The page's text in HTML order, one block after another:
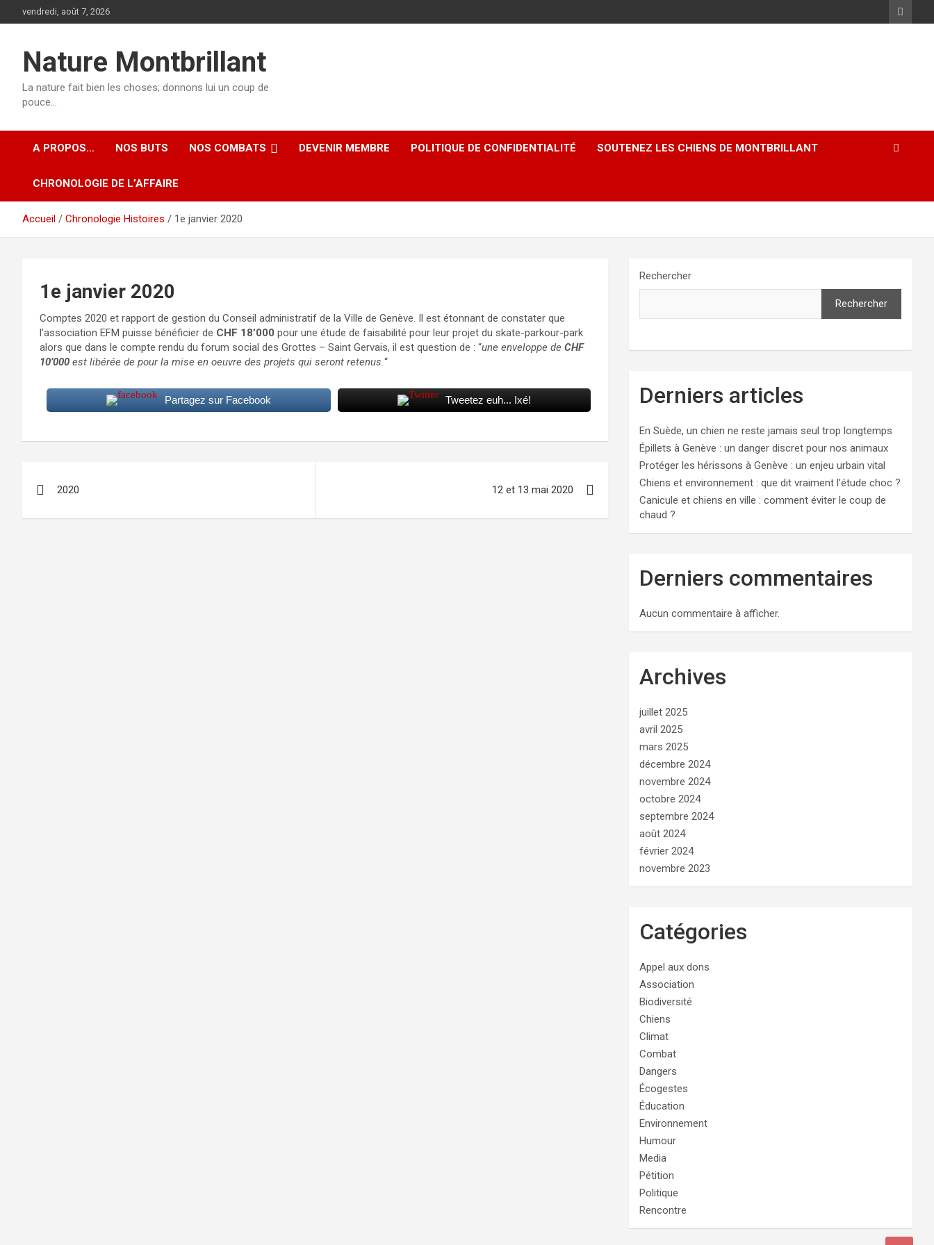
au
vendredi, août 7, 2026
Nature Montbrillant
La nature fait bien les choses; donnons lui un coup de
pouce…
A PROPOS… NOS BUTS NOS COMBATS DEVENIR MEMBRE POLITIQUE DE CONFIDENTIALITÉ SOUTENEZ LES CHIENS DE MONTBRILLANT
CHRONOLOGIE DE L’AFFAIRE
Accueil Chronologie Histoires 1e janvier 2020
1e janvier 2020
Comptes 2020 et rapport de gestion du Conseil administratif de la Ville de Genève. Il est étonnant de constater que
l’association EFM puisse bénéficier de CHF 18’000 pour une étude de faisabilité pour leur projet du skate-parkour-park
alors que dans le compte rendu du forum social des Grottes – Saint Gervais, il est question de : “une enveloppe de CHF
10’000 est libérée de pour la mise en oeuvre des projets qui seront retenus.“
Partagez sur Facebook Tweetez euh... Ixé!
de
2020 12 et 13 mai 2020
Rechercher
Rechercher
Derniers articles
En Suède, un chien ne reste jamais seul trop longtemps
Épillets à Genève : un danger discret pour nos animaux
Protéger les hérissons à Genève : un enjeu urbain vital
Chiens et environnement : que dit vraiment l’étude choc ?
Canicule et chiens en ville : comment éviter le coup de
chaud ?
Derniers commentaires
Aucun commentaire à afficher.
Archives
juillet 2025
avril 2025
mars 2025
décembre 2024
novembre 2024
octobre 2024
septembre 2024
août 2024
février 2024
novembre 2023
Catégories
Appel aux dons
Association
Biodiversité
Chiens
Climat
Combat
Dangers
Écogestes
Éducation
Environnement
Humour
Media
Pétition
Politique
Rencontre